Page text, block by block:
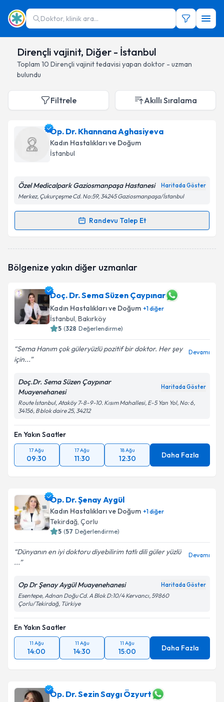
Doktor, klinik ara...
Dirençli vajinit, Diğer - İstanbul
Toplam 10 Dirençli vajinittedavisi yapan doktor - uzman
bulundu
Filtrele Akıllı Sıralama
Op. Dr. Khannana Aghasiyeva
Kadın Hastalıkları ve Doğum
İstanbul
Özel Medicalpark Gaziosmanpaşa Hastanesi Haritada Göster
Merkez, Çukurçeşme Cd. No:59, 34245 Gaziosmanpaşa/İstanbul
Randevu Talep Et
Randevu Takvimi Talebi
talebi oluşturun. Size bu uzmandan randevu almanız
bilgilendireceğiz.
E-posta Adresiniz
kapsamda işlenmesini kabul ediyorum.
Takvim Talebini Gönder
Bölgenize yakın diğer uzmanlar
Doç. Dr. Sema Süzen Çaypınar
Kadın Hastalıkları ve Doğum +1diğer
İstanbul, Bakırköy
5 (328 Değerlendirme)
Sema Hanım çok güleryüzlü pozitif bir doktor. Her şey
için...
Devamı
Doç.Dr. Sema Süzen Çaypınar
Muayenehanesi
Haritada Göster
Route İstanbul, Ataköy 7-8-9-10. Kısım Mahallesi, E-5 Yan Yol, No: 6,
34156, B blok daire 25, 34212
En Yakın Saatler
17 Ağu
09:30
17 Ağu
11:30
18 Ağu
12:30 Daha Fazla
Op. Dr. Şenay Aygül
Kadın Hastalıkları ve Doğum +1diğer
Tekirdağ, Çorlu
5 (57 Değerlendirme)
Dünyanın en iyi doktoru diyebilirim tatlı dili güler yüzlü
...
Devamı
Op Dr Şenay Aygül Muayenehanesi Haritada Göster
Esentepe, Adnan Doğu Cd. A Blok D:10/4 Kervancı, 59860
Çorlu/Tekirdağ, Türkiye
En Yakın Saatler
11 Ağu
14:00
11 Ağu
14:30
11 Ağu
15:00 Daha Fazla
Op. Dr. Sezin Saygı Özyurt